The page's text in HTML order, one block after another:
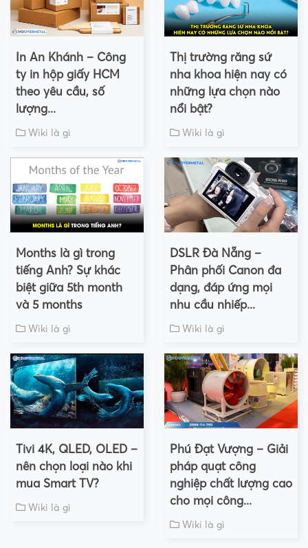
In An Khánh – Công
ty in hộp giấy HCM
theo yêu cầu, số
lượng...
Wiki là gì
Thị trường răng sứ
nha khoa hiện nay có
những lựa chọn nào
nổi bật?
Wiki là gì
Months là gì trong
tiếng Anh? Sự khác
biệt giữa 5th month
và 5 months
Wiki là gì
DSLR Đà Nẵng –
Phân phối Canon đa
dạng, đáp ứng mọi
nhu cầu nhiếp...
Wiki là gì
Tivi 4K, QLED, OLED –
nên chọn loại nào khi
mua Smart TV?
Wiki là gì
Phú Đạt Vượng – Giải
pháp quạt công
nghiệp chất lượng cao
cho mọi công...
Wiki là gì